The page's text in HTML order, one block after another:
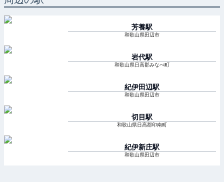
芳養駅
和歌山県田辺市
岩代駅
和歌山県日高郡みなべ町
紀伊田辺駅
和歌山県田辺市
切目駅
和歌山県日高郡印南町
紀伊新庄駅
和歌山県田辺市